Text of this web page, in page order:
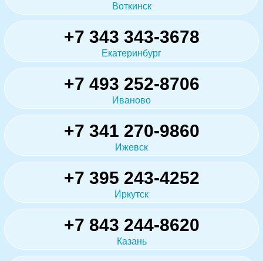
Воткинск
+7 343 343-3678
Екатеринбург
+7 493 252-8706
Иваново
+7 341 270-9860
Ижевск
+7 395 243-4252
Иркутск
+7 843 244-8620
Казань